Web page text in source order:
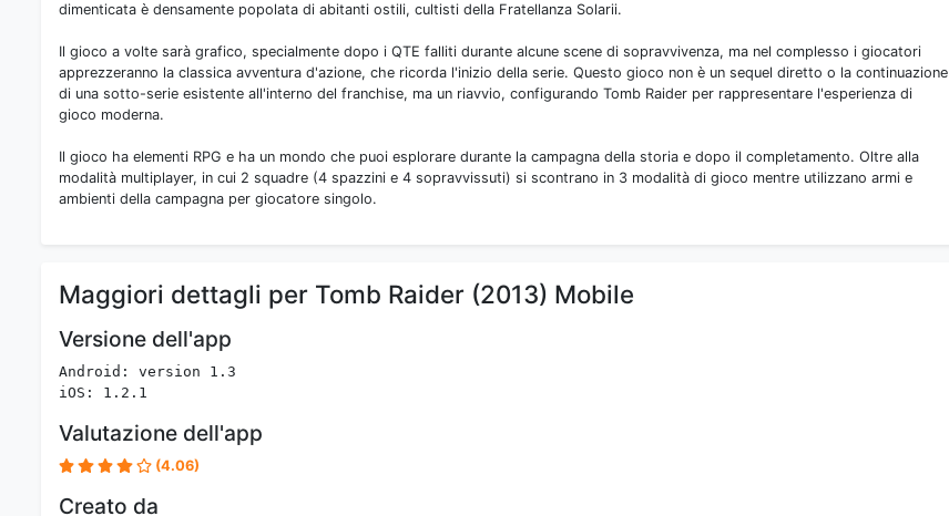
dimenticata è densamente popolata di abitanti ostili, cultisti della Fratellanza Solarii.
Il gioco a volte sarà grafico, specialmente dopo i QTE falliti durante alcune scene di sopravvivenza, ma nel complesso i giocatori
apprezzeranno la classica avventura d'azione, che ricorda l'inizio della serie. Questo gioco non è un sequel diretto o la continuazione
di una sotto-serie esistente all'interno del franchise, ma un riavvio, configurando Tomb Raider per rappresentare l'esperienza di
gioco moderna.
Il gioco ha elementi RPG e ha un mondo che puoi esplorare durante la campagna della storia e dopo il completamento. Oltre alla
modalità multiplayer, in cui 2 squadre (4 spazzini e 4 sopravvissuti) si scontrano in 3 modalità di gioco mentre utilizzano armi e
ambienti della campagna per giocatore singolo.
Maggiori dettagli per Tomb Raider (2013) Mobile
Versione dell'app
Android: version 1.3
iOS: 1.2.1
Valutazione dell'app
(4.06)
Creato da